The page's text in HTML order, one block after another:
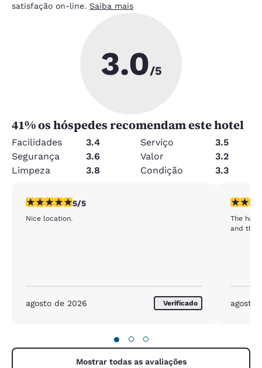
satisfação on-line. Saiba mais
3.0/5
41% os hóspedes recomendam este hotel
Facilidades 3.4 Serviço
3.5
Segurança
3.6 Valor
3.2
Limpeza
3.8 Condição 3.3
classificação 5 estrelas. Excepcional. 1 avaliação
5/5
Nice location.
agosto de 2026 Verificado
The
and the
agosto
● ○ ○
Mostrar todas as avaliações